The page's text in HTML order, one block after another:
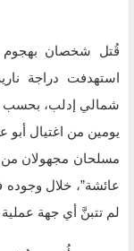
قتيلان في
قُتل شخصان بهجوم
استهدفت دراجة
شمالي إدلب، بحسب
يومين من اغتيال
مسلحان مجهولان من
عائشة”، خلال
لم تتبنَّ أي جهة عملية